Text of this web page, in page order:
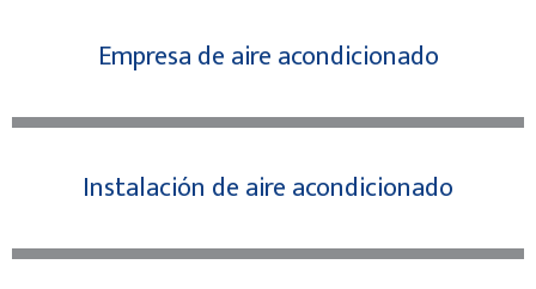
Empresa de aire acondicionado
Instalación de aire acondicionado